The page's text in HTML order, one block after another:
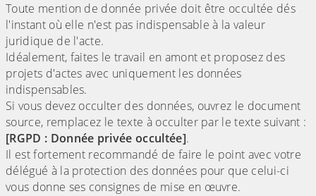
Toute mention de donnée privée doit être occultée dés
l'instant où elle n'est pas indispensable à la valeur
juridique de l'acte.
Idéalement, faites le travail en amont et proposez des
projets d'actes avec uniquement les données
indispensables.
Si vous devez occulter des données, ouvrez le document
source, remplacez le texte à occulter par le texte suivant :
[RGPD : Donnée privée occultée].
Il est fortement recommandé de faire le point avec votre
délégué à la protection des données pour que celui-ci
vous donne ses consignes de mise en œuvre.